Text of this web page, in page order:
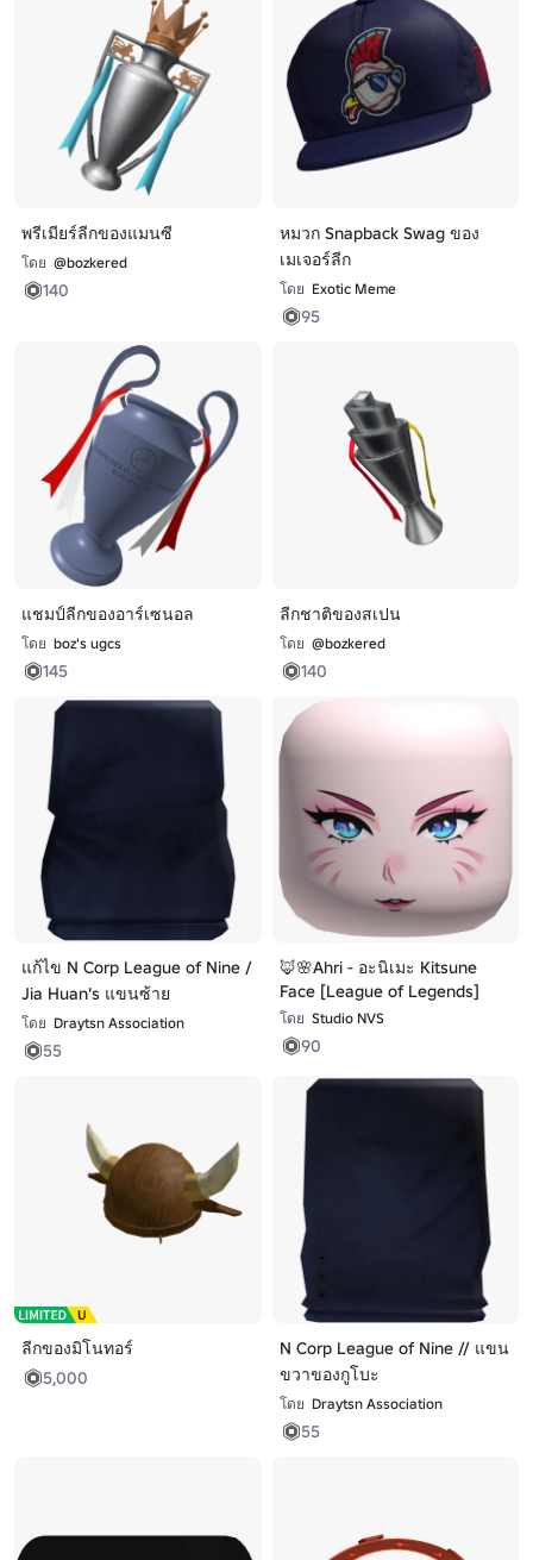
พรีเมียร์ลีกของแมนซี
โดย @bozkered
140
หมวก Snapback Swag ของ
เมเจอร์ลีก
โดย Exotic Meme
95
แชมป์ลีกของอาร์เซนอล
โดย boz's ugcs
145
ลีกชาติของสเปน
โดย @bozkered
140
แก้ไข N Corp League of Nine /
Jia Huan's แขนซ้าย
โดย Draytsn Association
55
🦊🌸Ahri - อะนิเมะ Kitsune
Face [League of Legends]
โดย Studio NVS
90
ลีกของมิโนทอร์
5,000
N Corp League of Nine // แขน
ขวาของกูโบะ
โดย Draytsn Association
55